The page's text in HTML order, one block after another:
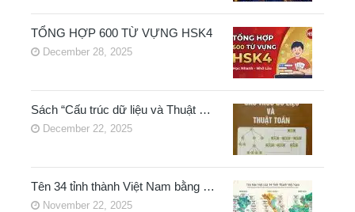
TỔNG HỢP 600 TỪ VỰNG HSK4
December 28, 2025
Sách “Cấu trúc dữ liệu và Thuật …
December 22, 2025
Tên 34 tỉnh thành Việt Nam bằng …
November 22, 2025